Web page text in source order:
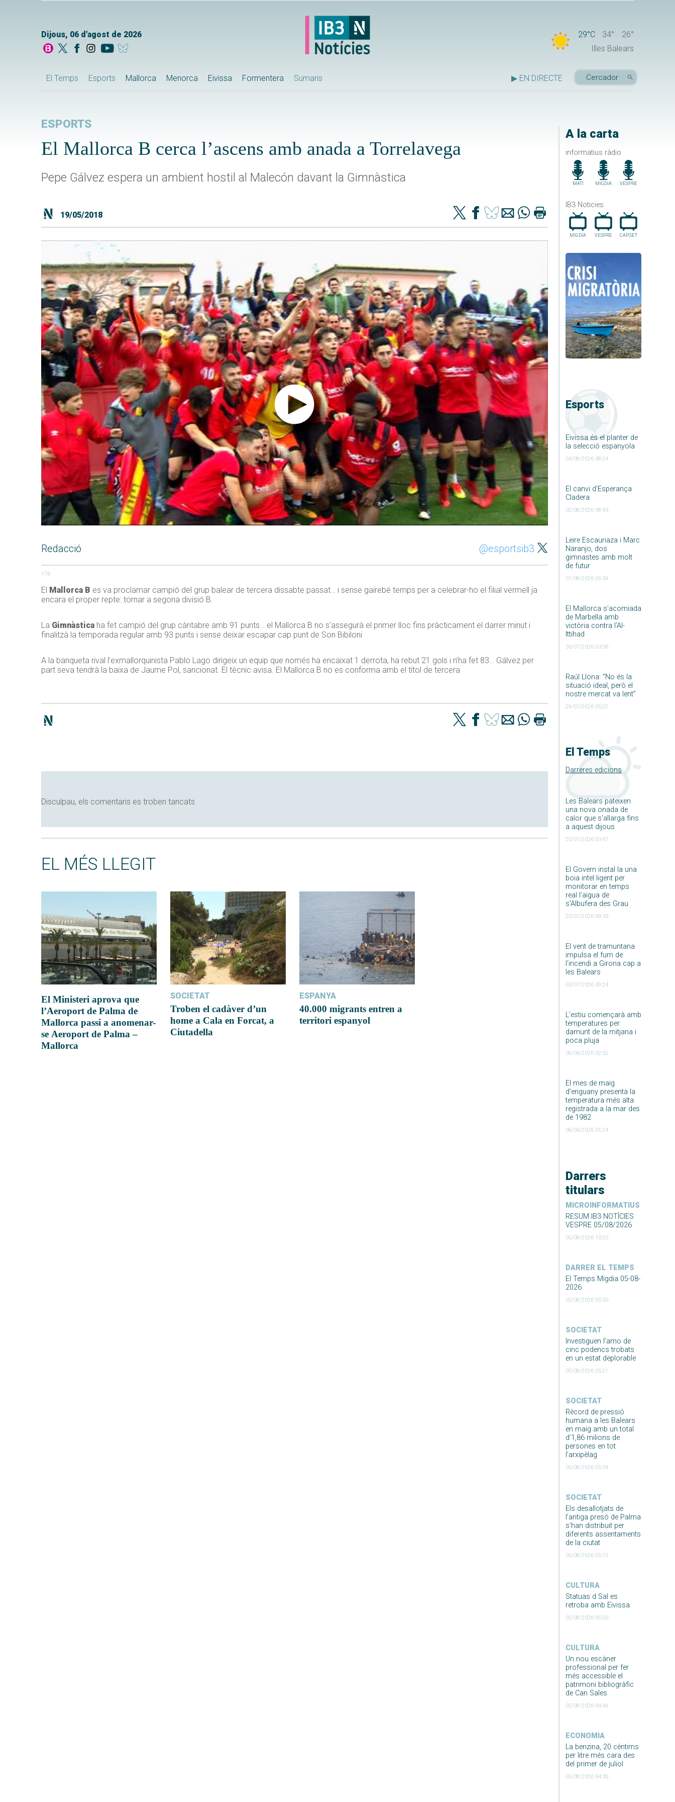
Dijous, 06 d'agost de 2026 29°C 34°
26°
Illes Balears
El Temps Esports Mallorca Menorca Eivissa Formentera Sumaris ▶ EN DIRECTE
A la carta
informatius ràdio
MATÍ MIGDIA VESPRE
IB3 Noticies
MIGDIA VESPRE CAP.SET
Esports
Eivissa és el planter de
la selecció espanyola
04/08/2026 08:24
El canvi d’Esperança
Cladera
02/08/2026 08:43
Leire Escauriaza i Marc
Naranjo, dos
gimnastes amb molt
de futur
01/08/2026 05:59
El Mallorca s’acomiada
de Marbella amb
victòria contra l’Al-
Ittihad
30/07/2026 03:56
Raúl Llona: ”No és la
situació ideal, però el
nostre mercat va lent”
29/07/2026 05:22
El Temps
Darreres edicions
Les Balears pateixen
una nova onada de
calor que s’allarga fins
a aquest dijous
20/07/2026 03:47
El Govern instal·la una
boia intel·ligent per
monitorar en temps
real l’aigua de
s’Albufera des Grau
20/07/2026 09:33
El vent de tramuntana
impulsa el fum de
l’incendi a Girona cap a
les Balears
03/07/2026 09:24
L’estiu començarà amb
temperatures per
damunt de la mitjana i
poca pluja
09/06/2026 02:52
El mes de maig
d’enguany presenta la
temperatura més alta
registrada a la mar des
de 1982
09/06/2026 01:24
Darrers
titulars
MICROINFORMATIUS
RESUM IB3 NOTÍCIES
VESPRE 05/08/2026
05/08/2026 10:20
DARRER EL TEMPS
El Temps Migdia 05-08-
2026
05/08/2026 05:00
SOCIETAT
Investiguen l’amo de
cinc podencs trobats
en un estat deplorable
05/08/2026 05:21
SOCIETAT
Rècord de pressió
humana a les Balears
en maig amb un total
d’1,86 milions de
persones en tot
l’arxipèlag
05/08/2026 05:19
SOCIETAT
Els desallotjats de
l’antiga presó de Palma
s’han distribuit per
diferents assentaments
de la ciutat
05/08/2026 05:15
CULTURA
Statuas d Sal es
retroba amb Eivissa
05/08/2026 05:00
CULTURA
Un nou escàner
professional per fer
més accessible el
patrimoni bibliogràfic
de Can Sales
05/08/2026 04:46
ECONOMIA
La benzina, 20 cèntims
per litre més cara des
del primer de juliol
05/08/2026 04:36
ESPORTS
El Mallorca B cerca l’ascens amb anada a Torrelavega
Pepe Gálvez espera un ambient hostil al Malecón davant la Gimnàstica
19/05/2018
Redacció @esportsib3
176
El Mallorca B es va proclamar campió del grup balear de tercera dissabte passat… i sense gairebé temps per a celebrar-ho el filial vermell ja
encara el proper repte: tornar a segona divisió B.
La Gimnàstica ha fet campió del grup càntabre amb 91 punts… el Mallorca B no s’assegurà el primer lloc fins pràcticament el darrer minut i
finalitzà la temporada regular amb 93 punts i sense deixar escapar cap punt de Son Bibiloni
A la banqueta rival l’exmallorquinista Pablo Lago dirigeix un equip que només ha encaixat 1 derrota, ha rebut 21 gols i n’ha fet 83… Gálvez per
part seva tendrà la baixa de Jaume Pol, sancionat. El tècnic avisa. El Mallorca B no es conforma amb el títol de tercera
Disculpau, els comentaris es troben tancats
EL MÉS LLEGIT
El Ministeri aprova que
l’Aeroport de Palma de
Mallorca passi a anomenar-
se Aeroport de Palma –
Mallorca
SOCIETAT
Troben el cadàver d’un
home a Cala en Forcat, a
Ciutadella
ESPANYA
40.000 migrants entren a
territori espanyol